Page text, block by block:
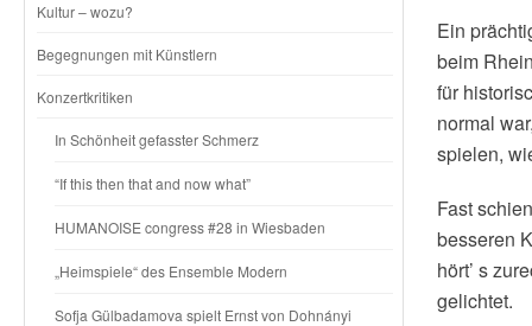
CONTENT
Kultur – wozu?
Begegnungen mit Künstlern
Konzertkritiken
In Schönheit gefasster Schmerz
“If this then that and now what”
HUMANOISE congress #28 in Wiesbaden
„Heimspiele“ des Ensemble Modern
Sofja Gülbadamova spielt Ernst von Dohnányi
Ein
beim
für
normal
spielen,
Fast
besseren
hört’ s
gelichtet.